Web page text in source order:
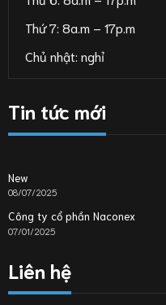
Thứ 7: 8a.m – 17p.m
Chủ nhật: nghỉ
Tin tức mới
New
08/07/2025
Công ty cổ phần Naconex
07/01/2025
Liên hệ